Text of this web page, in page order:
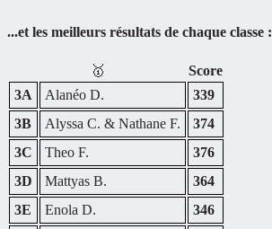
...et les meilleurs résultats de chaque classe :
🥇
Score
3A
Alanéo D.
339
3B
Alyssa C. & Nathane F.
374
3C
Theo F.
376
3D
Mattyas B.
364
3E
Enola D.
346